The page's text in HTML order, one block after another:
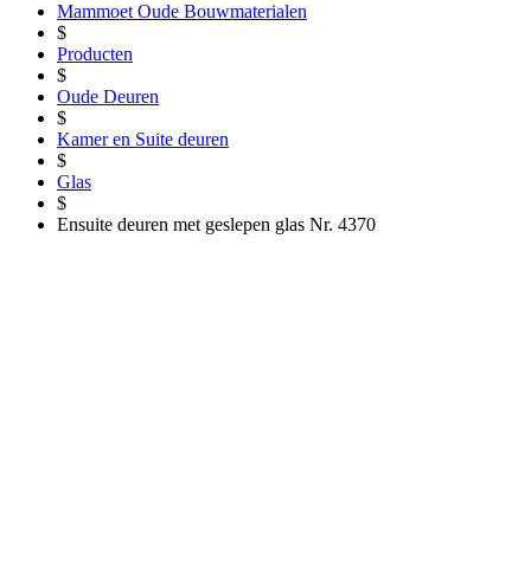
Mammoet Oude Bouwmaterialen
$
Producten
$
Oude Deuren
$
Kamer en Suite deuren
$
Glas
$
Ensuite deuren met geslepen glas Nr. 4370